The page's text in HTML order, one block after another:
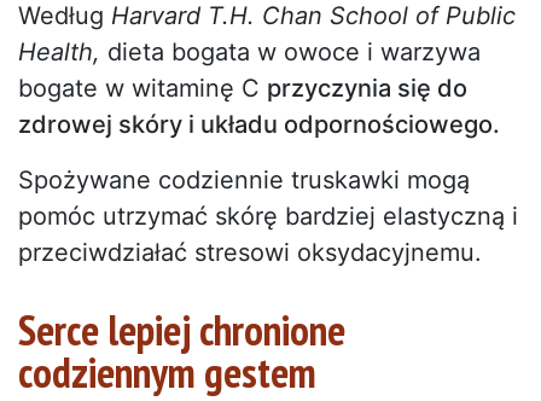
Według Harvard T.H. Chan School of Public
Health, dieta bogata w owoce i warzywa
bogate w witaminę C przyczynia się do
zdrowej skóry i układu odpornościowego.
Spożywane codziennie truskawki mogą
pomóc utrzymać skórę bardziej elastyczną i
przeciwdziałać stresowi oksydacyjnemu.
Serce lepiej chronione
codziennym gestem